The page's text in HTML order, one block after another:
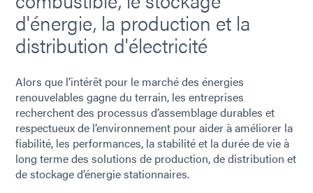
d'énergie, la production et la
distribution d'électricité
Alors que l’intérêt pour le marché des énergies
renouvelables gagne du terrain, les entreprises
recherchent des processus d’assemblage durables et
respectueux de l’environnement pour aider à améliorer la
fiabilité, les performances, la stabilité et la durée de vie à
long terme des solutions de production, de distribution et
de stockage d’énergie stationnaires.